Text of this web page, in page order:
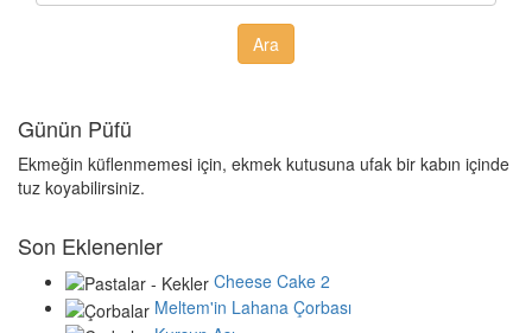
Günün Püfü
Ekmeğin küflenmemesi için, ekmek kutusuna ufak bir kabın içinde
tuz koyabilirsiniz.
Son Eklenenler
Cheese Cake 2
Meltem'in Lahana Çorbası